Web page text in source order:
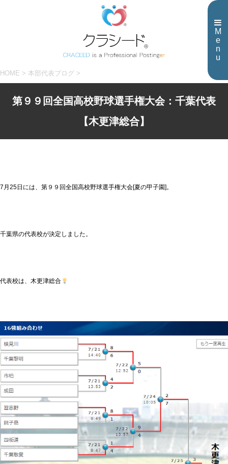
M
e
n
u
HOME > 本部代表ブログ >
第９９回全国高校野球選手権大会：千葉代表
【木更津総合】
7月25日には、第９９回全国高校野球選手権大会[夏の甲子園]。
千葉県の代表校が決定しました。
代表校は、木更津総合